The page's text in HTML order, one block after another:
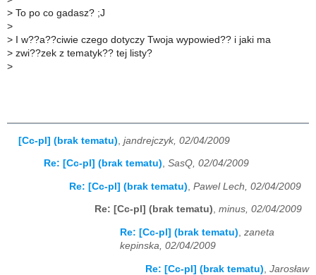
> To po co gadasz? ;J
>
> I w??a??ciwie czego dotyczy Twoja wypowied?? i jaki ma
> zwi??zek z tematyk?? tej listy?
>
[Cc-pl] (brak tematu) jandrejczyk, 02/04/2009
Re: [Cc-pl] (brak tematu), SasQ, 02/04/2009
Re: [Cc-pl] (brak tematu) Pawel Lech, 02/04/2009
Re: [Cc-pl] (brak tematu), minus, 02/04/2009
Re: [Cc-pl] (brak tematu), zaneta
kepinska, 02/04/2009
Re: [Cc-pl] (brak tematu) Jarosław